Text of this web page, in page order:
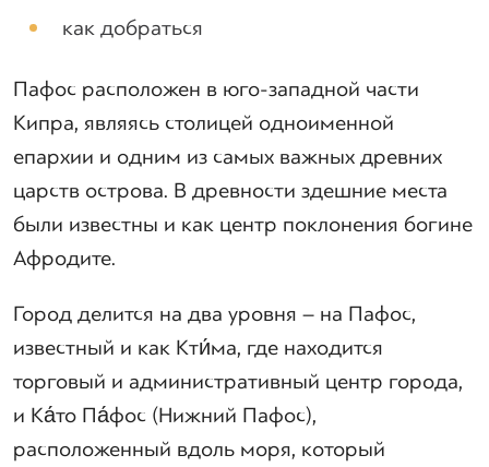
как добраться
Пафос расположен в юго-западной части
Кипра, являясь столицей одноименной
епархии и одним из самых важных древних
царств острова. В древности здешние места
были известны и как центр поклонения богине
Афродите.
Город делится на два уровня – на Пафос,
известный и как Кти́ма, где находится
торговый и административный центр города,
и Ка́то Па́фос (Нижний Пафос),
расположенный вдоль моря, который